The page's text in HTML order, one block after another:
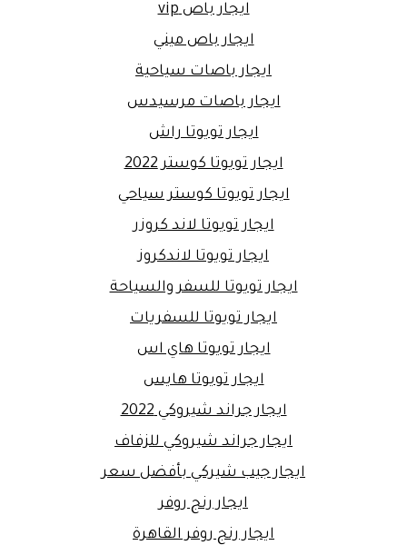
ايجار باص vip
ايجار باص ميني
ايجار باصات سياحية
ايجار باصات مرسيدس
ايجار تويوتا راش
ايجار تويوتا كوستر 2022
ايجار تويوتا كوستر سياحي
ايجار تويوتا لاند كروزر
ايجار تويوتا لاندكروز
ايجار تويوتا للسفر والسياحة
ايجار تويوتا للسفريات
ايجار تويوتا هاي اس
ايجار تويوتا هايس
ايجار جراند شيروكي 2022
ايجار جراند شيروكي للزفاف
ايجار جيب شيركي بأفضل سعر
ايجار رنج روفر
ايجار رنج روفر القاهرة